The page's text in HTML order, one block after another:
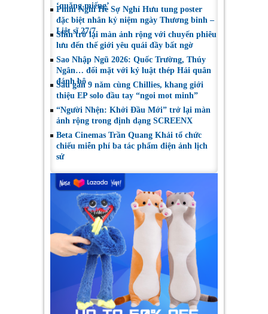
‘quăng miếng’
Phim Nghỉ Hè Sợ Nghỉ Hưu tung poster
đặc biệt nhân kỷ niệm ngày Thương binh –
Liệt sĩ 27/7
Shin trở lại màn ảnh rộng với chuyến phiêu
lưu đến thế giới yêu quái đầy bất ngờ
Sao Nhập Ngũ 2026: Quốc Trường, Thúy
Ngân… đối mặt với kỷ luật thép Hải quân
đánh bộ
Sau gần 9 năm cùng Chillies, khang giới
thiệu EP solo đầu tay “ngoi mot minh”
“Người Nhện: Khởi Đầu Mới” trở lại màn
ảnh rộng trong định dạng SCREENX
Beta Cinemas Trần Quang Khải tổ chức
chiếu miễn phí ba tác phẩm điện ảnh lịch
sử